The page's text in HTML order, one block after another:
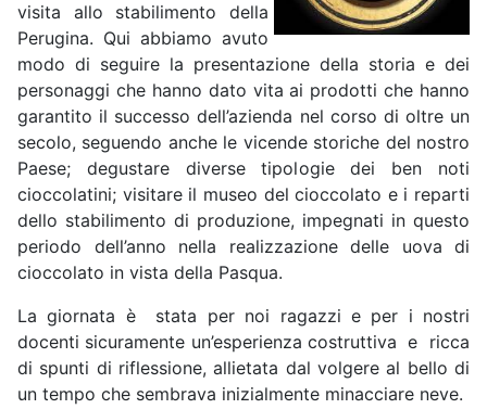
visita allo stabilimento della
Perugina. Qui abbiamo avuto
modo di seguire la presentazione della storia e dei
personaggi che hanno dato vita ai prodotti che hanno
garantito il successo dell’azienda nel corso di oltre un
secolo, seguendo anche le vicende storiche del nostro
Paese; degustare diverse tipologie dei ben noti
cioccolatini; visitare il museo del cioccolato e i reparti
dello stabilimento di produzione, impegnati in questo
periodo dell’anno nella realizzazione delle uova di
cioccolato in vista della Pasqua.
La giornata è stata per noi ragazzi e per i nostri
docenti sicuramente un’esperienza costruttiva e ricca
di spunti di riflessione, allietata dal volgere al bello di
un tempo che sembrava inizialmente minacciare neve.